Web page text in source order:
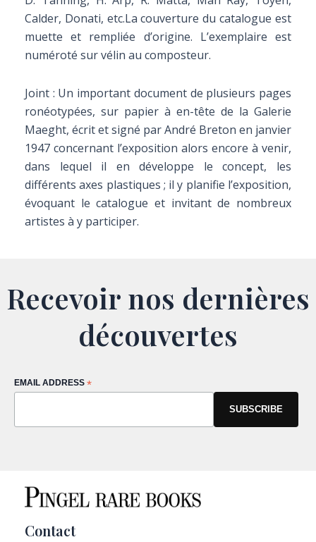
Calder, Donati, etc.La couverture du catalogue est
muette et rempliée d’origine. L’exemplaire est
numéroté sur vélin au composteur.
Joint : Un important document de plusieurs pages
ronéotypées, sur papier à en-tête de la Galerie
Maeght, écrit et signé par André Breton en janvier
1947 concernant l’exposition alors encore à venir,
dans lequel il en développe le concept, les
différents axes plastiques ; il y planifie l’exposition,
évoquant le catalogue et invitant de nombreux
artistes à y participer.
Recevoir nos dernières
découvertes
EMAIL ADDRESS *
Contact